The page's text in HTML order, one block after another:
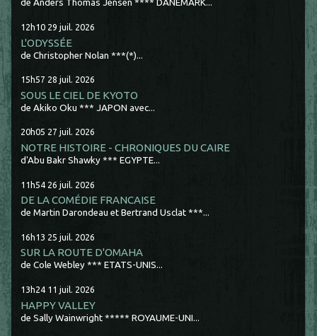
de Anders Thomas Jensen **** DANEMARK...
12h10 29 juil. 2026
L'ODYSSÉE
de Christopher Nolan ***(*)...
15h57 28 juil. 2026
SOUS LE CIEL DE KYOTO
de Akiko Oku *** JAPON avec...
20h05 27 juil. 2026
NOTRE HISTOIRE - CHRONIQUES DU CAIRE
d'Abu Bakr Shawky *** EGYPTE...
11h54 26 juil. 2026
DE LA COMÉDIE FRANCAISE
de Martin Darondeau et Bertrand Usclat ***...
16h13 25 juil. 2026
SUR LA ROUTE D'OMAHA
de Cole Webley *** ETATS-UNIS...
13h24 11 juil. 2026
HAPPY VALLEY
de Sally Wainwright ***** ROYAUME-UNI...